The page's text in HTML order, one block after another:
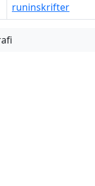
runinskrifter